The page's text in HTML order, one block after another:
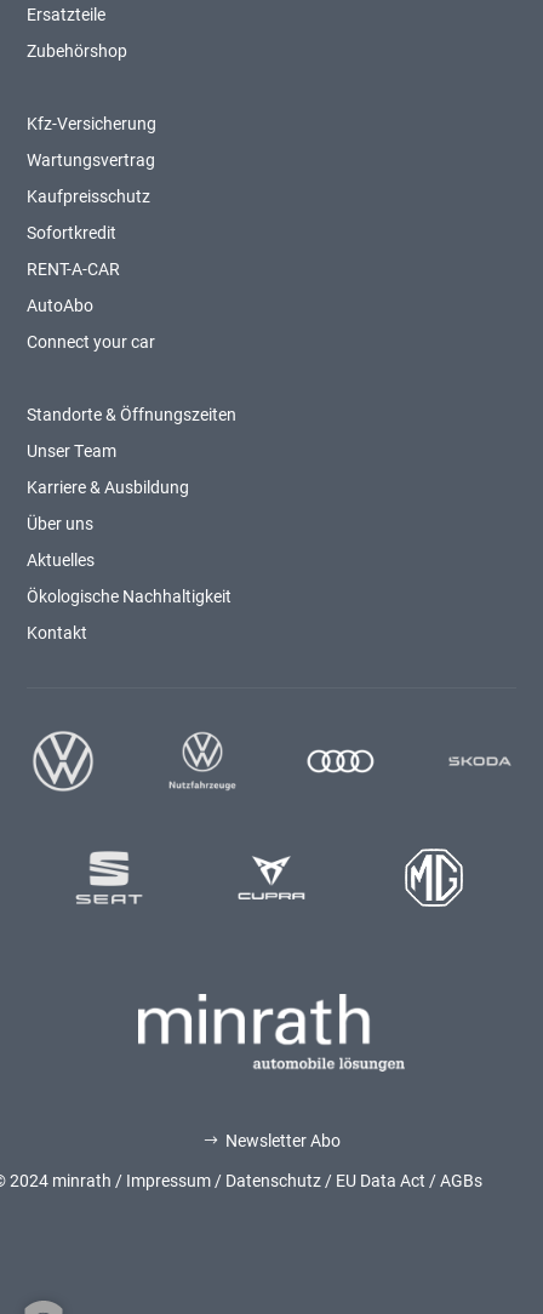
Ersatzteile
Zubehörshop
Kfz-Versicherung
Wartungsvertrag
Kaufpreisschutz
Sofortkredit
RENT-A-CAR
AutoAbo
Connect your car
Standorte & Öffnungszeiten
Unser Team
Karriere & Ausbildung
Über uns
Aktuelles
Ökologische Nachhaltigkeit
Kontakt
$ Newsletter Abo
2024 minrath / Impressum/ Datenschutz/ EU Data Act /AGBs